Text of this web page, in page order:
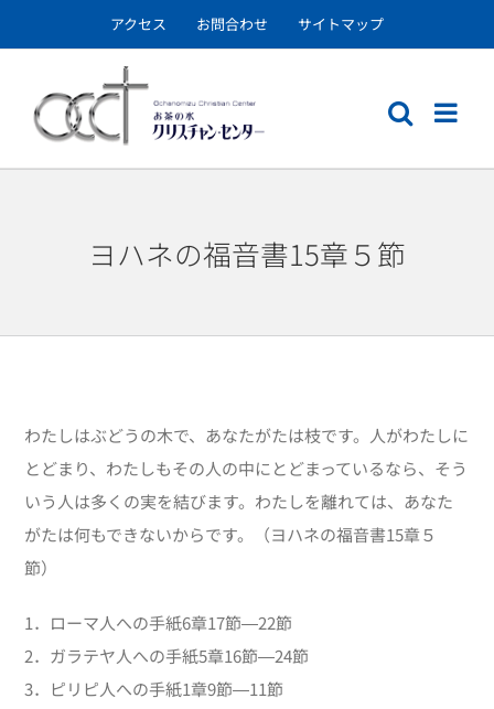
to
アクセス お問合わせ サイトマップ
ヨハネの福音書15章５節
わたしはぶどうの木で、あなたがたは枝です。人がわたしに
とどまり、わたしもその人の中にとどまっているなら、そう
いう人は多くの実を結びます。わたしを離れては、あなた
がたは何もできないからです。（ヨハネの福音書15章５
節）
1．ローマ人への手紙6章17節―22節
2．ガラテヤ人への手紙5章16節―24節
3．ピリピ人への手紙1章9節―11節